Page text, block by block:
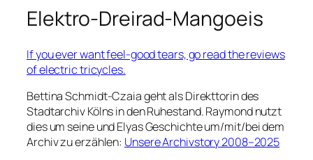
Elektro-Dreirad-Mangoeis
If you ever want feel-good tears, go read the reviews
of electric tricycles.
Bettina Schmidt-Czaia geht als Direkttorin des
Stadtarchiv Kölns in den Ruhestand. Raymond nutzt
dies um seine und Elyas Geschichte um/mit/bei dem
Archiv zu erzählen: Unsere Archivstory 2008–2025